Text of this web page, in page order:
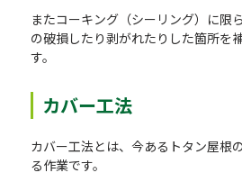
またコーキング（シーリング）に限
の破損したり剥がれたりした箇所を
す。
カバー工法
カバー工法とは、今あるトタン屋根
る作業です。